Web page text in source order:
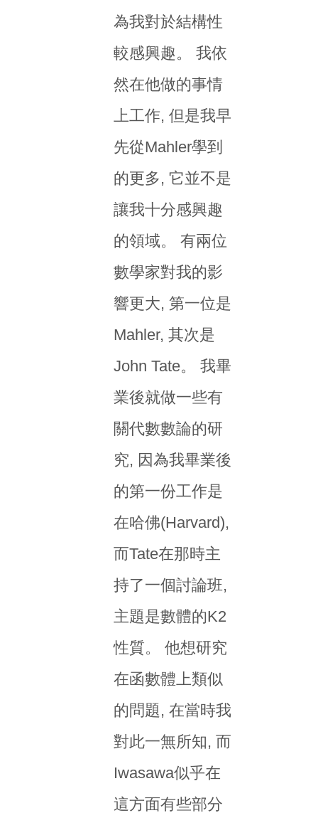
為我對於結構性
較感興趣。 我依
然在他做的事情
上工作, 但是我早
先從Mahler學到
的更多, 它並不是
讓我十分感興趣
的領域。 有兩位
數學家對我的影
響更大, 第一位是
Mahler, 其次是
John Tate。 我畢
業後就做一些有
關代數數論的研
究, 因為我畢業後
的第一份工作是
在哈佛(Harvard),
而Tate在那時主
持了一個討論班,
主題是數體的K2
性質。 他想研究
在函數體上類似
的問題, 在當時我
對此一無所知, 而
Iwasawa似乎在
這方面有些部分